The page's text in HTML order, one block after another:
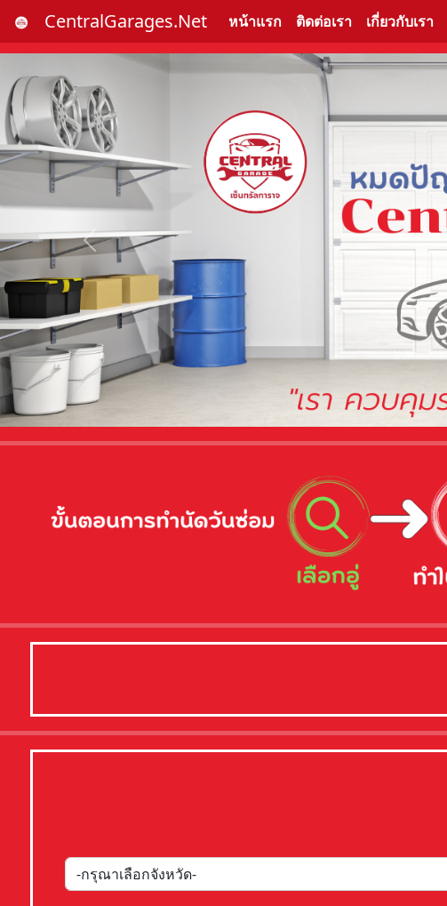
CentralGarages.Net หน้าแรก ติดต่อเรา เกี่ยวกับเรา
Previous